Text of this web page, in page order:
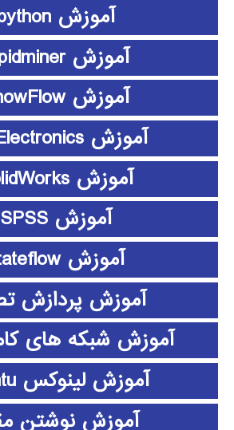
آموزش python
آموزش rapidminer
آموزش ShowFlow
آموزش SimElectronics
آموزش SolidWorks
آموزش SPSS
آموزش stateflow
آموزش پردازش
آموزش شبکه های
آموزش لینوکس ubuntu
آموزش نوشتن